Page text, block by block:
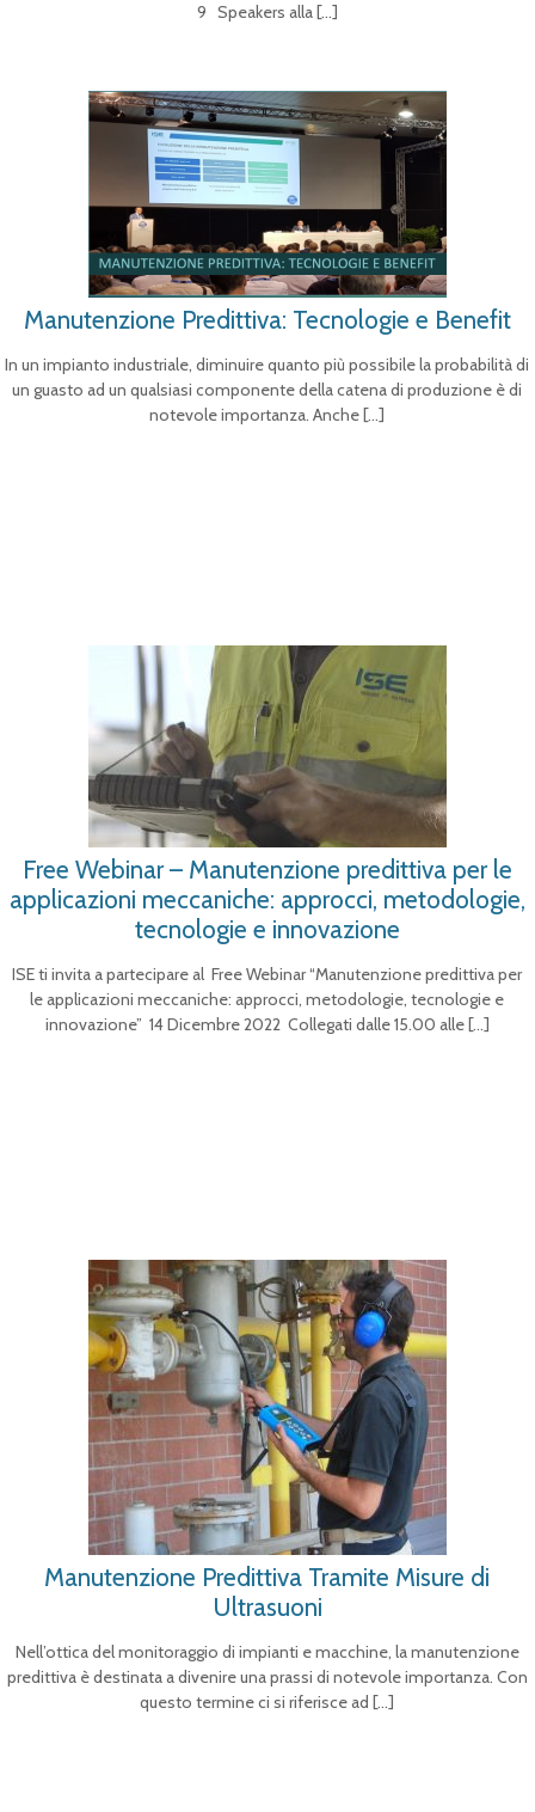
9 Speakers alla[…]
Manutenzione Predittiva: Tecnologie e Benefit
In un impianto industriale, diminuire quanto più possibile la probabilità di
un guasto ad un qualsiasi componente della catena di produzione è di
notevole importanza. Anche[…]
Free Webinar – Manutenzione predittiva per le
applicazioni meccaniche: approcci, metodologie,
tecnologie e innovazione
ISE ti invita a partecipare al Free Webinar “Manutenzione predittiva per
le applicazioni meccaniche: approcci, metodologie, tecnologie e
innovazione” 14 Dicembre 2022 Collegati dalle 15.00 alle[…]
Manutenzione Predittiva Tramite Misure di
Ultrasuoni
Nell’ottica del monitoraggio di impianti e macchine, la manutenzione
predittiva è destinata a divenire una prassi di notevole importanza. Con
questo termine ci si riferisce ad […]